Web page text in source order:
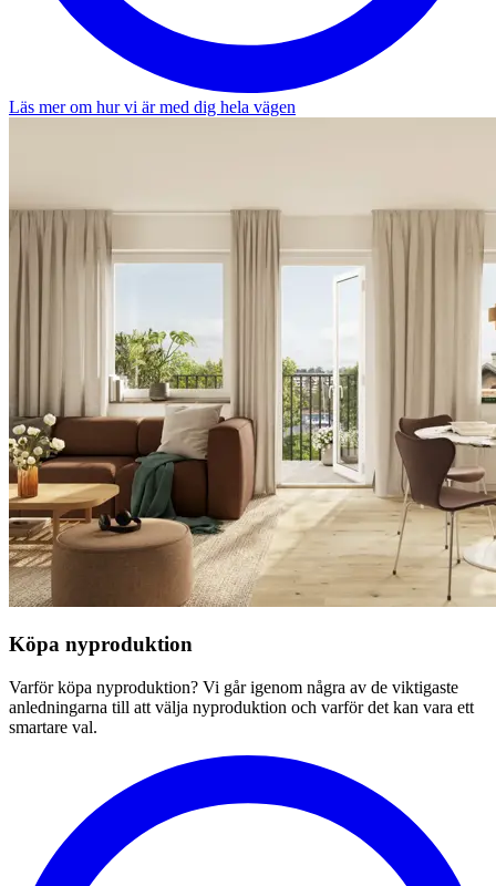
Läs mer om hur vi är med dig hela vägen
Köpa nyproduktion
Varför köpa nyproduktion? Vi går igenom några av de viktigaste
anledningarna till att välja nyproduktion och varför det kan vara ett
smartare val.